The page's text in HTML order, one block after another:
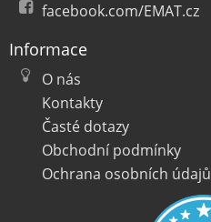
facebook.com/EMAT.cz
Informace
O nás
Kontakty
Časté dotazy
Obchodní podmínky
Ochrana osobních údajů